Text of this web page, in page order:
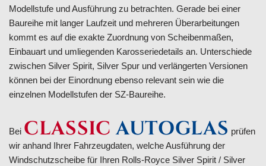
Modellstufe und Ausführung zu betrachten. Gerade bei einer
Baureihe mit langer Laufzeit und mehreren Überarbeitungen
kommt es auf die exakte Zuordnung von Scheibenmaßen,
Einbauart und umliegenden Karosseriedetails an. Unterschiede
zwischen Silver Spirit, Silver Spur und verlängerten Versionen
können bei der Einordnung ebenso relevant sein wie die
einzelnen Modellstufen der SZ-Baureihe.
Bei CLASSIC AUTOGLAS prüfen
wir anhand Ihrer Fahrzeugdaten, welche Ausführung der
Windschutzscheibe für Ihren Rolls-Royce Silver Spirit / Silver